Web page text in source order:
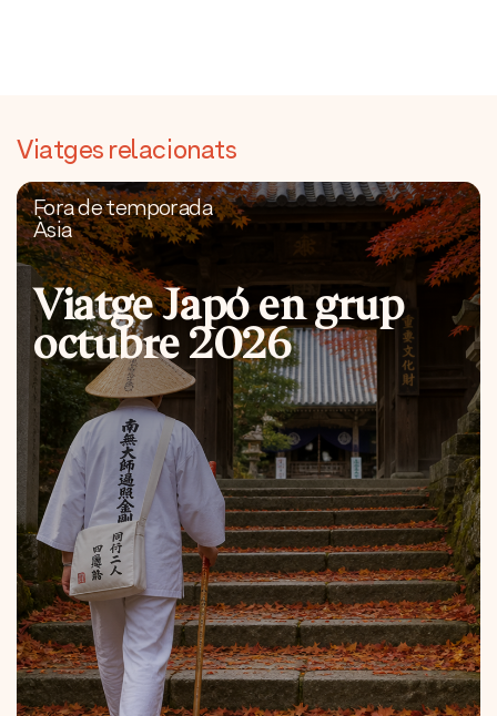
Viatges relacionats
Fora de temporada
Àsia
Viatge Japó en grup
octubre 2026